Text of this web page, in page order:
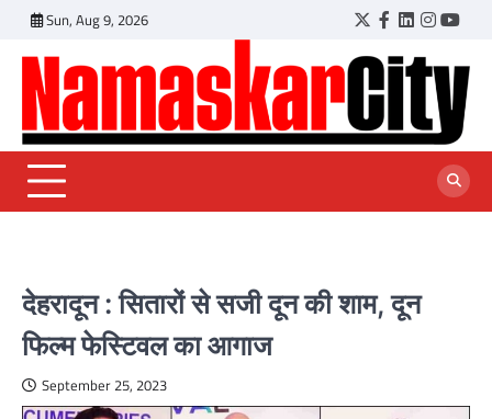
content
Sun, Aug 9, 2026 Twitter
Facebook
LinkedIn
देहरादून : सितारों से सजी दून की शाम, दून
फिल्म फेस्टिवल का आगाज
September 25, 2023